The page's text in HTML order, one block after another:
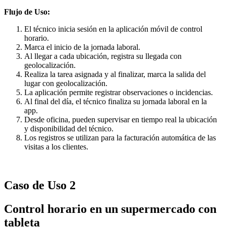
Flujo de Uso:
El técnico inicia sesión en la aplicación móvil de control
horario.
Marca el inicio de la jornada laboral.
Al llegar a cada ubicación, registra su llegada con
geolocalización.
Realiza la tarea asignada y al finalizar, marca la salida del
lugar con geolocalización.
La aplicación permite registrar observaciones o incidencias.
Al final del día, el técnico finaliza su jornada laboral en la
app.
Desde oficina, pueden supervisar en tiempo real la ubicación
y disponibilidad del técnico.
Los registros se utilizan para la facturación automática de las
visitas a los clientes.
Caso de Uso 2
Control horario en un supermercado con
tableta